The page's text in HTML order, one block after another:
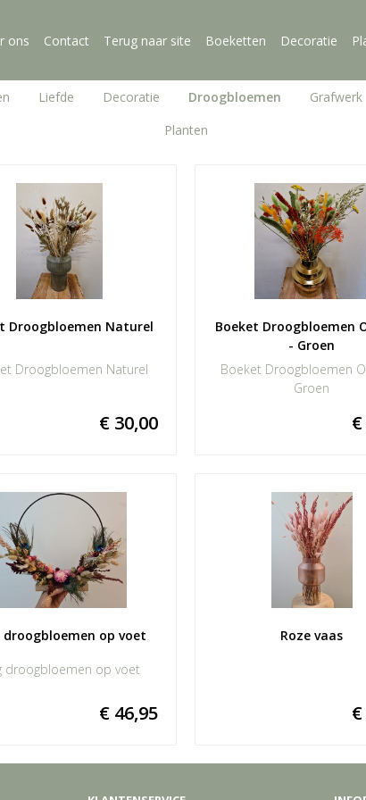
ons Contact Terug naar site Boeketten Decoratie
Liefde Decoratie Droogbloemen Grafwerk
Planten
Droogbloemen Naturel
Droogbloemen Naturel
€ 30,00
Boeket Droogbloemen
- Groen
Boeket Droogbloemen
Groen
droogbloemen op voet
droogbloemen op voet
€ 46,95
Roze vaas